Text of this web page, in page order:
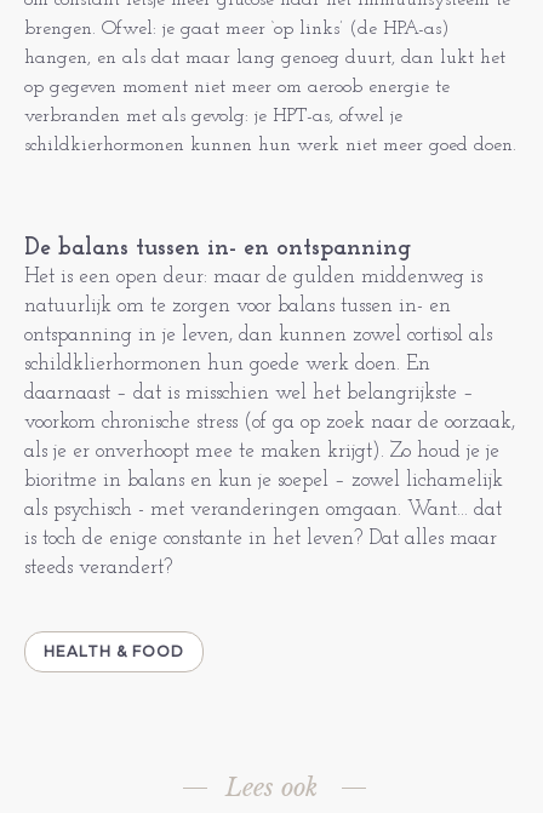
brengen. Ofwel: je gaat meer ‘op links’ (de HPA-as)
hangen, en als dat maar lang genoeg duurt, dan lukt het
op gegeven moment niet meer om aeroob energie te
verbranden met als gevolg: je HPT-as, ofwel je
schildkierhormonen kunnen hun werk niet meer goed doen.
De balans tussen in- en ontspanning
Het is een open deur: maar de gulden middenweg is
natuurlijk om te zorgen voor balans tussen in- en
ontspanning in je leven, dan kunnen zowel cortisol als
schildklierhormonen hun goede werk doen. En
daarnaast – dat is misschien wel het belangrijkste –
voorkom chronische stress (of ga op zoek naar de oorzaak,
als je er onverhoopt mee te maken krijgt). Zo houd je je
bioritme in balans en kun je soepel – zowel lichamelijk
als psychisch - met veranderingen omgaan. Want… dat
is toch de enige constante in het leven? Dat alles maar
steeds verandert?
HEALTH & FOOD
Lees ook